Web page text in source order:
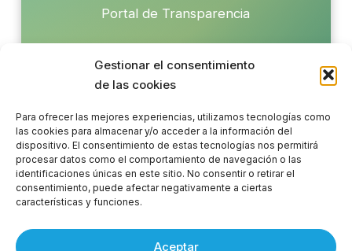
Gestionar el consentimiento
de las cookies
Para ofrecer las mejores experiencias, utilizamos tecnologías como
las cookies para almacenar y/o acceder a la información del
dispositivo. El consentimiento de estas tecnologías nos permitirá
procesar datos como el comportamiento de navegación o las
identificaciones únicas en este sitio. No consentir o retirar el
consentimiento, puede afectar negativamente a ciertas
características y funciones.
Aceptar
Portal de Transparencia
Coenta apoya los Objetivos de Desarrollo Sostenible